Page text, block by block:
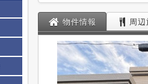
物件情報 周